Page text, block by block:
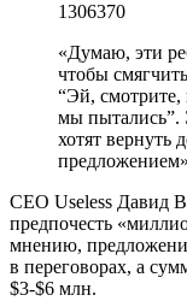
1306370
«Думаю, эти
чтобы
“Эй, смотрите,
мы пытались”.
хотят вернуть
CEO Useless Давид
предпочесть
мнению,
в переговорах, а
$3-$6 млн.